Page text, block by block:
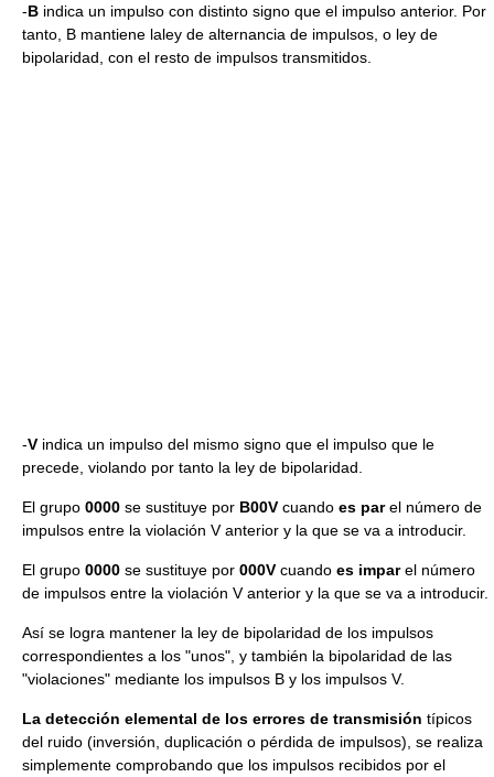
-B indica un impulso con distinto signo que el impulso anterior. Por
tanto, B mantiene laley de alternancia de impulsos, o ley de
bipolaridad, con el resto de impulsos transmitidos.
-V indica un impulso del mismo signo que el impulso que le
precede, violando por tanto la ley de bipolaridad.
El grupo 0000 se sustituye por B00V cuando es parel número de
impulsos entre la violación V anterior y la que se va a introducir.
El grupo 0000 se sustituye por 000V cuando es imparel número
de impulsos entre la violación V anterior y la que se va a introducir.
Así se logra mantener la ley de bipolaridad de los impulsos
correspondientes a los "unos", y también la bipolaridad de las
"violaciones" mediante los impulsos B y los impulsos V.
La detección elemental de los errores de transmisión típicos
del ruido (inversión, duplicación o pérdida de impulsos), se realiza
simplemente comprobando que los impulsos recibidos por el